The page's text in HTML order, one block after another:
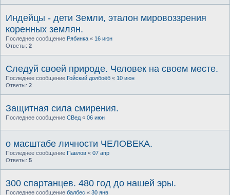
Индейцы - дети Земли, эталон мировоззрения
коренных землян.
Последнее сообщение Рябинка « 16 июн
Ответы: 2
Следуй своей природе. Человек на своем месте.
Последнее сообщение Гойский долбоёб « 10 июн
Ответы: 2
Защитная сила смирения.
Последнее сообщение СВед « 06 июн
о масштабе личности ЧЕЛОВЕКА.
Последнее сообщение Павлов « 07 апр
Ответы: 5
300 спартанцев. 480 год до нашей эры.
Последнее сообщение балбес « 30 янв